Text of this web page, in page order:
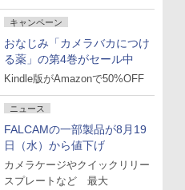
キャンペーン
おなじみ「カメラバカにつけ
る薬」の第4巻がセール中
Kindle版がAmazonで50%OFF
ニュース
FALCAMの一部製品が8月19
日（水）から値下げ
カメラケージやクイックリリー
スプレートなど 最大